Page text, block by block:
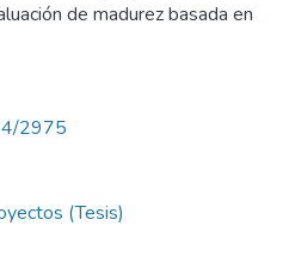
de madurez basada en
2975
(Tesis)